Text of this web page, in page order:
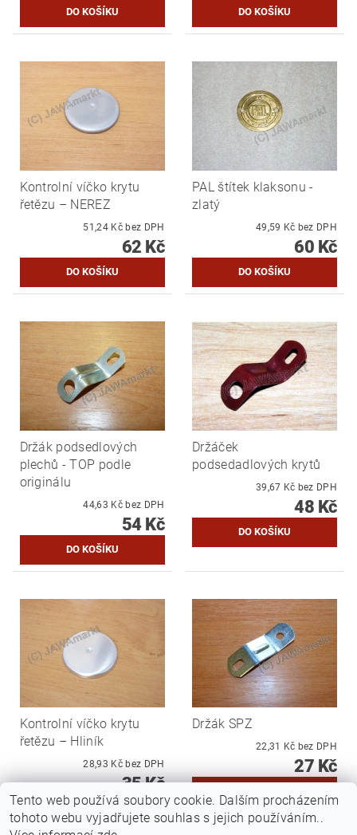
Kontrolní víčko krytu
řetězu – NEREZ
51,24 Kč bez DPH
62 Kč
PAL štítek klaksonu -
zlatý
49,59 Kč bez DPH
60 Kč
Držák podsedlových
plechů - TOP podle
originálu
44,63 Kč bez DPH
54 Kč
Držáček
podsedadlových krytů
39,67 Kč bez DPH
48 Kč
Kontrolní víčko krytu
řetězu – Hliník
28,93 Kč bez DPH
35 Kč
Držák SPZ
22,31 Kč bez DPH
27 Kč
Tento web používá soubory cookie. Dalším procházením
tohoto webu vyjadřujete souhlas s jejich používáním..